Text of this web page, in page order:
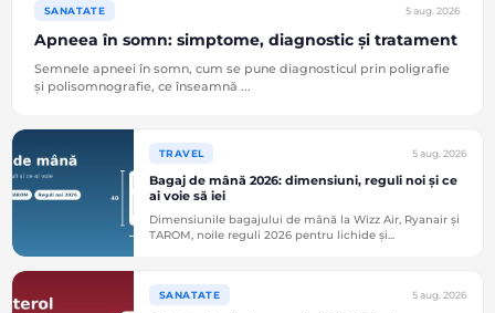
SANATATE 5 aug. 2026
Apneea în somn: simptome, diagnostic și tratament
Semnele apneei în somn, cum se pune diagnosticul prin poligrafie
și polisomnografie, ce înseamnă ...
TRAVEL 5 aug. 2026
Bagaj de mână 2026: dimensiuni, reguli noi și ce
ai voie să iei
Dimensiunile bagajului de mână la Wizz Air, Ryanair și
TAROM, noile reguli 2026 pentru lichide și...
SANATATE 5 aug. 2026